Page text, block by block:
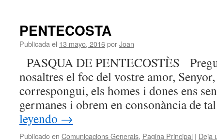
PENTECOSTA
Publicada el 13 mayo, 2016porJoan
PASQUA DE PENTECOSTÈS
nosaltres el foc del vostre amor,
correspongui, els homes i dones ens
germanes i obrem en consonància de
leyendo →
Publicado en Comunicacions Generals, Pagina Principal | Deja